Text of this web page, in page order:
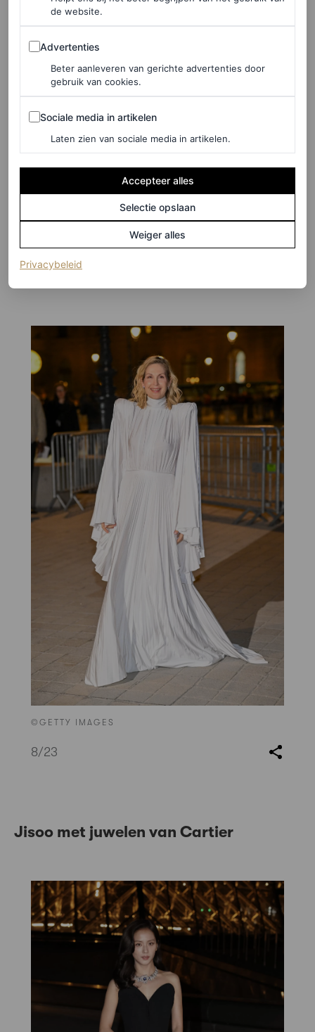
7/23
Kelly Rutherford
©GETTY IMAGES
8/23
Jisoo met juwelen van Cartier
de website.
Advertenties
Advertenties
Beter aanleveren van gerichte advertenties door
gebruik van cookies.
Sociale media in artikelen
Sociale media in artikelen
Laten zien van sociale media in artikelen.
Accepteer alles
Selectie opslaan
Weiger alles
Privacybeleid